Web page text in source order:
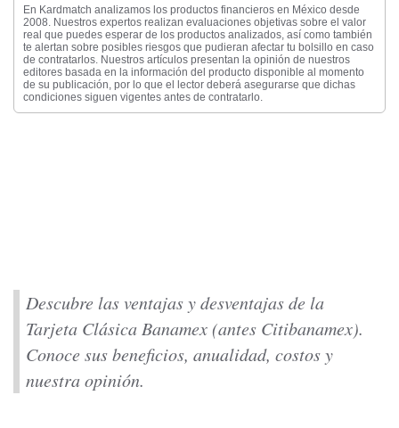
En Kardmatch analizamos los productos financieros en México desde
2008. Nuestros expertos realizan evaluaciones objetivas sobre el valor
real que puedes esperar de los productos analizados, así como también
te alertan sobre posibles riesgos que pudieran afectar tu bolsillo en caso
de contratarlos. Nuestros artículos presentan la opinión de nuestros
editores basada en la información del producto disponible al momento
de su publicación, por lo que el lector deberá asegurarse que dichas
condiciones siguen vigentes antes de contratarlo.
Descubre las ventajas y desventajas de la
Tarjeta Clásica Banamex (antes Citibanamex).
Conoce sus beneficios, anualidad, costos y
nuestra opinión.